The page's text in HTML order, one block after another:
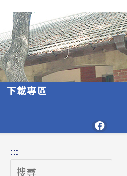
下載專區
:::
搜